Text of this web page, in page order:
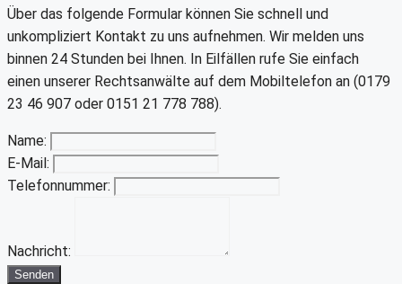
Über das folgende Formular können Sie schnell und
unkompliziert Kontakt zu uns aufnehmen. Wir melden uns
binnen 24 Stunden bei Ihnen. In Eilfällen rufe Sie einfach
einen unserer Rechtsanwälte auf dem Mobiltelefon an (0179
23 46 907 oder 0151 21 778 788).
Name:
E-Mail:
Telefonnummer:
Nachricht:
Senden